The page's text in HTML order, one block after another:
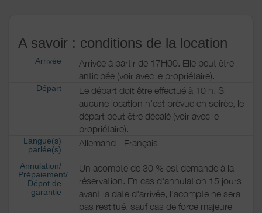
A savoir : conditions de la location
Arrivée
Arrivée à partir de 17H00. Elle peut être
anticipée (voir avec le propriétaire).
Départ
Le départ doit être effectué à 10 h. Si
aucune location n'est prévue en soirée, le
départ peut être décalé (voir avec le
propriétaire).
Langue(s)
parlée(s)
Allemand Français
Annulation/
Prépaiement/
Dépot de
garantie
Un acompte de 30 % est demandé à la
réservation. En cas d'annulation 15 jours
avant la date d'arrivée, l'acompte ne sera
pas restitué, sauf cas de force majeure